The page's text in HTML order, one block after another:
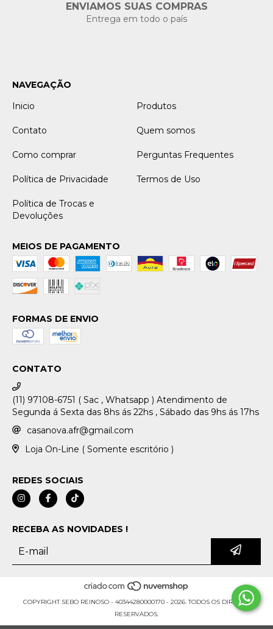
ENVIAMOS SUAS COMPRAS
Entrega em todo o país
NAVEGAÇÃO
Inicio
Produtos
Contato Quem somos
Como comprar Perguntas Frequentes
Política de Privacidade Termos de Uso
Política de Trocas e
Devoluções
MEIOS DE PAGAMENTO
FORMAS DE ENVIO
CONTATO
(11) 97108-6751 ( Sac , Whatsapp ) Atendimento de
Segunda á Sexta das 8hs ás 22hs , Sábado das 9hs ás 17hs
casanova.afr@gmail.com
Loja On-Line ( Somente escritório )
REDES SOCIAIS
RECEBA AS NOVIDADES !
COPYRIGHT SEBO REINOSO - 40344280000170 - 2026. TODOS OS DIREITOS
RESERVADOS.